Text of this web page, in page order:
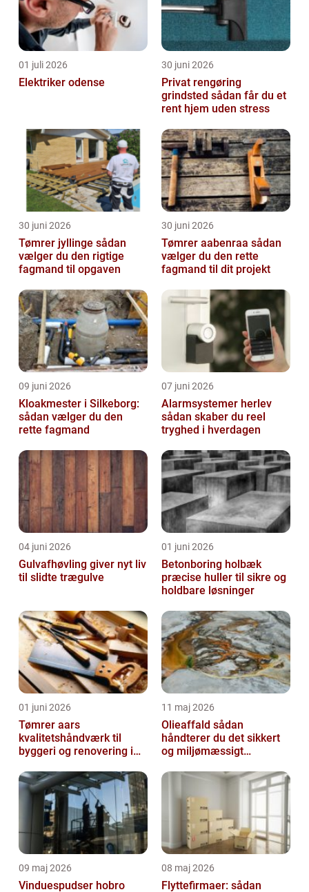
01 juli 2026
Elektriker odense
30 juni 2026
Privat rengøring
grindsted sådan får du et
rent hjem uden stress
30 juni 2026
Tømrer jyllinge sådan
vælger du den rigtige
fagmand til opgaven
30 juni 2026
Tømrer aabenraa sådan
vælger du den rette
fagmand til dit projekt
09 juni 2026
Kloakmester i Silkeborg:
sådan vælger du den
rette fagmand
07 juni 2026
Alarmsystemer herlev
sådan skaber du reel
tryghed i hverdagen
04 juni 2026
Gulvafhøvling giver nyt liv
til slidte trægulve
01 juni 2026
Betonboring holbæk
præcise huller til sikre og
holdbare løsninger
01 juni 2026
Tømrer aars
kvalitetshåndværk til
byggeri og renovering i
11 maj 2026
Olieaffald sådan
håndterer du det sikkert
og miljømæssigt
09 maj 2026
Vinduespudser hobro
08 maj 2026
Flyttefirmaer: sådan